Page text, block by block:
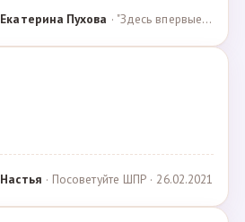
Екатерина Пухова · "Здесь впервые поверили в моего сына и подарили над… · 09.09.2019
Настья · Посоветуйте ШПР · 26.02.2021